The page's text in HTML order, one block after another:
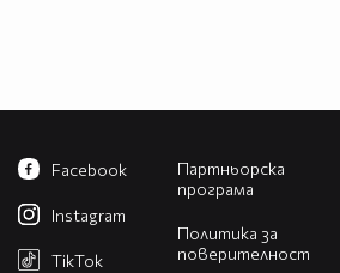
Партньорска
програма
Политика за
поверителност
Facebook
Instagram
TikTok